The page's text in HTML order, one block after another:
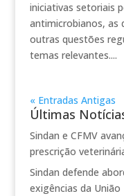
iniciativas setoriais
antimicrobianos, as
outras questões
temas relevantes....
« Entradas Antigas
Últimas
Sindan e CFMV
prescrição
Sindan defende
exigências da União